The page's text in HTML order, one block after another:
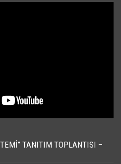
TANITIM TOPLANTISI –